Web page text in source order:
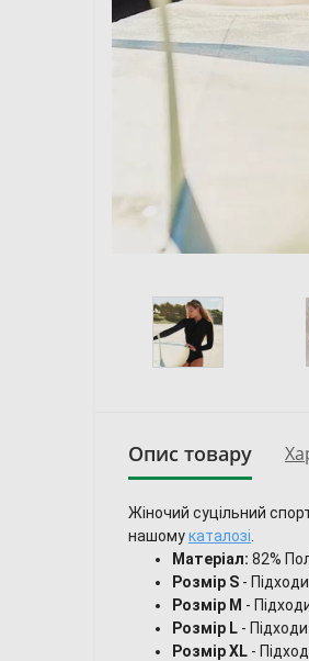
Опис товару
Жіночий суцільний
нашомукаталозі
Матеріал: 82%
Розмір S - П
Розмір M -
Розмір L -
Розмір XL -